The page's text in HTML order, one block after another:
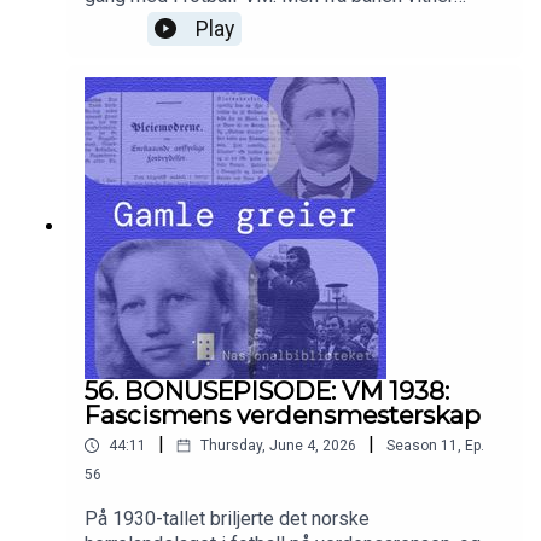
toppscorer Arne Brustad at turneringen blir holdt i
en verden på randen av krig.
Play
56. BONUSEPISODE: VM 1938:
Fascismens verdensmesterskap
44:11 | Thursday, June 4, 2026 | Season 11 , Ep.
56
På 1930-tallet briljerte det norske